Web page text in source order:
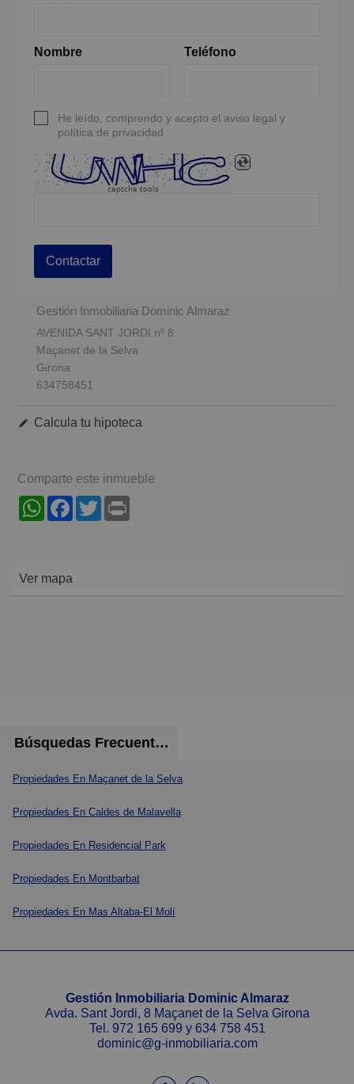
Nombre Teléfono
He leído, comprendo y acepto el aviso legal y
política de privacidad
captcha tools
Contactar
Gestión Inmobiliaria Dominic Almaraz
AVENIDA SANT JORDI nº 8
Maçanet de la Selva
Girona
634758451
Calcula tu hipoteca
Comparte este inmueble
WhatsAppFacebook
Twitter
Ver mapa
Búsquedas Frecuentes
Propiedades En Maçanet de la Selva
Propiedades En Caldes de Malavella
Propiedades En Residencial Park
Propiedades En Montbarbat
Propiedades En Mas Altaba-El Molí
Gestión Inmobiliaria Dominic Almaraz
Avda. Sant Jordi, 8 Maçanet de la Selva Girona
Tel. 972 165 699 y 634 758 451
dominic@g-inmobiliaria.com